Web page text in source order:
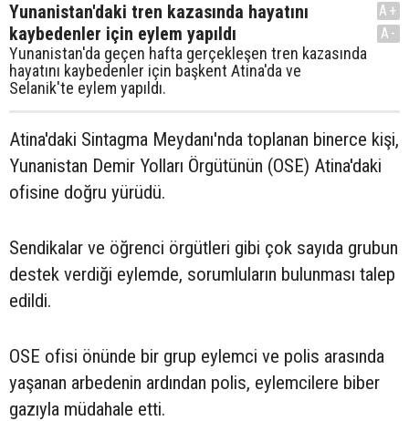
Yunanistan'daki tren kazasında hayatını
kaybedenler için eylem yapıldı
Yunanistan'da geçen hafta gerçekleşen tren kazasında
hayatını kaybedenler için başkent Atina'da ve
Selanik'te eylem yapıldı.
A+
A-
Atina'daki Sintagma Meydanı'nda toplanan binerce kişi,
Yunanistan Demir Yolları Örgütünün (OSE) Atina'daki
ofisine doğru yürüdü.
Sendikalar ve öğrenci örgütleri gibi çok sayıda grubun
destek verdiği eylemde, sorumluların bulunması talep
edildi.
OSE ofisi önünde bir grup eylemci ve polis arasında
yaşanan arbedenin ardından polis, eylemcilere biber
gazıyla müdahale etti.